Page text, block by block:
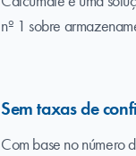
nº 1 sobre
Sem taxas de
Com base no número